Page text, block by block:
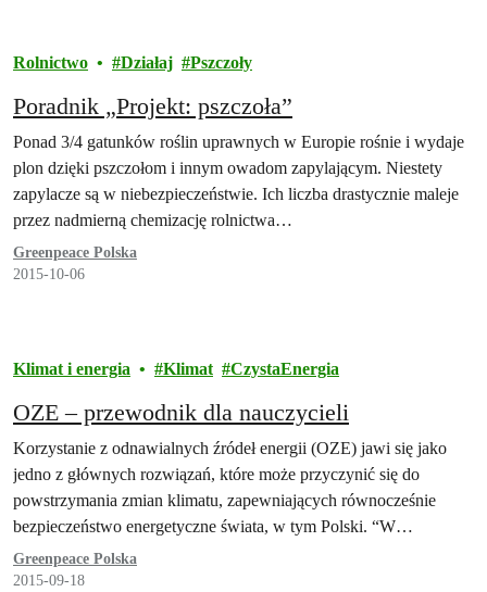
Rolnictwo Działaj Pszczoły
Poradnik „Projekt: pszczoła”
Ponad 3/4 gatunków roślin uprawnych w Europie rośnie i wydaje
plon dzięki pszczołom i innym owadom zapylającym. Niestety
zapylacze są w niebezpieczeństwie. Ich liczba drastycznie maleje
przez nadmierną chemizację rolnictwa…
Greenpeace Polska
2015-10-06
Klimat i energia Klimat CzystaEnergia
OZE – przewodnik dla nauczycieli
Korzystanie z odnawialnych źródeł energii (OZE) jawi się jako
jedno z głównych rozwiązań, które może przyczynić się do
powstrzymania zmian klimatu, zapewniających równocześnie
bezpieczeństwo energetyczne świata, w tym Polski. “W…
Greenpeace Polska
2015-09-18